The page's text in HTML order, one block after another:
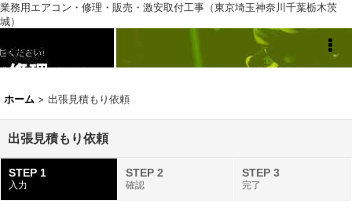
業務用エアコン・修理・販売・激安取付工事（東京埼玉神奈川千葉栃木茨
城）
業務用エアコン専門店
ホーム > 出張見積もり依頼
出張見積もり依頼
STEP 1
入力
STEP 2
確認
STEP 3
完了